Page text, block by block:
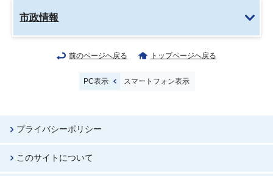
市政情報
前のページへ戻る トップページへ戻る
PC表示 スマートフォン表示
プライバシーポリシー
このサイトについて